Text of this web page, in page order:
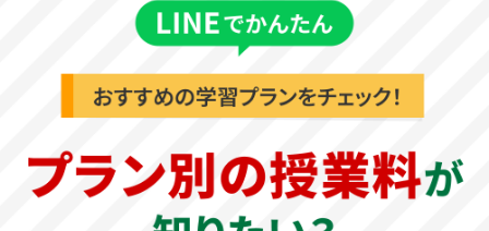
やかな発達を援助し、教育に貢献できる人材を育成するこ
とを目的とする。
－岐阜聖徳学園大学